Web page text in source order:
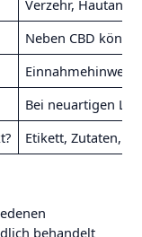
Verzehr,
Neben CBD
Bei neuartigen
Etikett, Zutaten,
behandelt